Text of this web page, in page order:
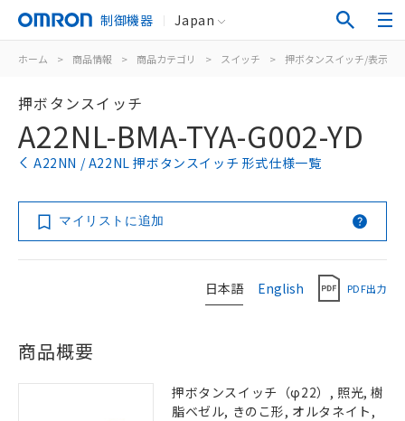
制御機器 Japan
ホーム > 商品情報 > 商品カテゴリ > スイッチ > 押ボタンスイッチ/表示灯
押ボタンスイッチ
A22NL-BMA-TYA-G002-YD
A22NN / A22NL 押ボタンスイッチ 形式仕様一覧
マイリストに追加
日本語 English PDF出力
商品概要
押ボタンスイッチ（φ22）, 照光, 樹
脂ベゼル, きのこ形, オルタネイト,